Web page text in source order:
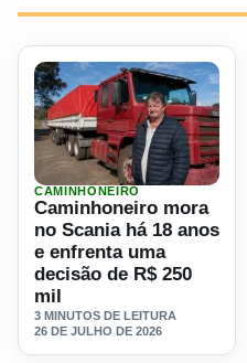
Ler materia:
CAMINHONEIRO
Caminhoneiro mora
no Scania há 18 anos
e enfrenta uma
decisão de R$ 250
mil
3 MINUTOS DE LEITURA
26 DE JULHO DE 2026